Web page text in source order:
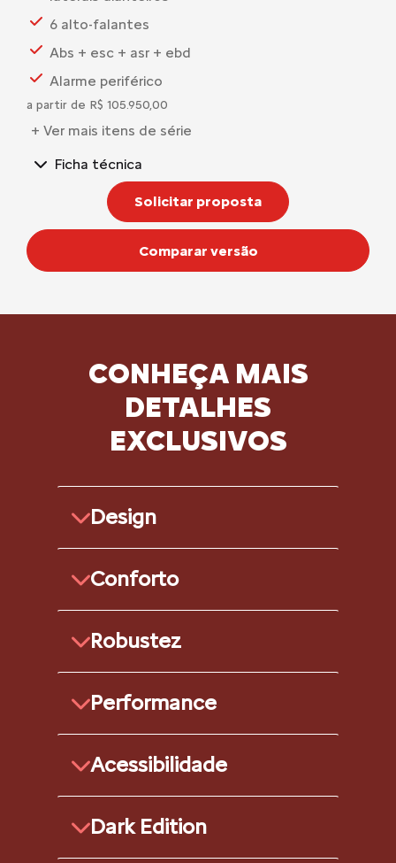
6 alto-falantes
Abs + esc + asr + ebd
Alarme periférico
a partir de R$ 105.950,00
+ Ver mais itens de série
Ficha técnica
Solicitar proposta
Comparar versão
CONHEÇA MAIS
DETALHES
EXCLUSIVOS
Design
Conforto
Robustez
Performance
Acessibilidade
Dark Edition